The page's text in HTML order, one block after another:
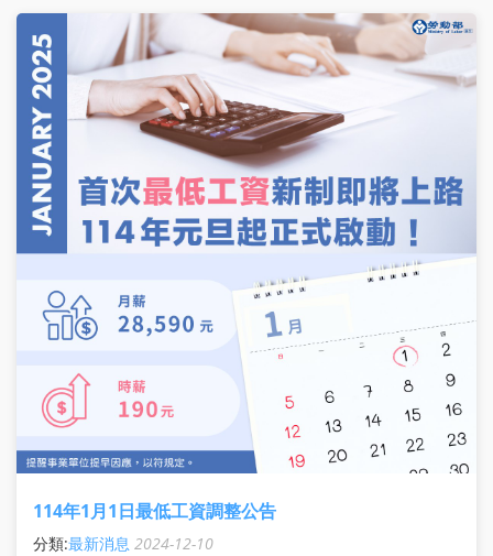
114年1月1日最低工資調整公告
分類:最新消息 2024-12-10